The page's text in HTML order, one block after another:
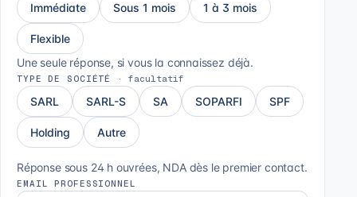
Immédiate Sous 1 mois 1 à 3 mois
Flexible
Une seule réponse, si vous la connaissez déjà.
TYPE DE SOCIÉTÉ ·facultatif
SARL SARL-S SA SOPARFI SPF
Holding Autre
Réponse sous 24 h ouvrées, NDA dès le premier contact.
EMAIL PROFESSIONNEL